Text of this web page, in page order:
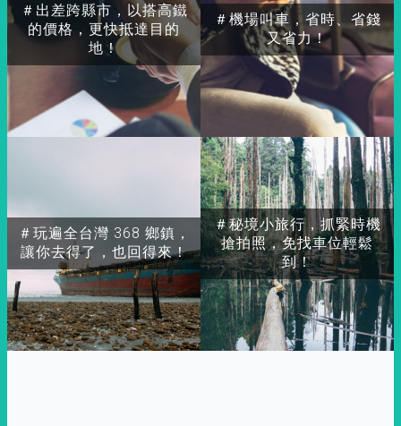
＃出差跨縣市，以搭高鐵
的價格，更快抵達目的
地！
＃玩遍全台灣 368 鄉鎮，
讓你去得了，也回得來！
＃秘境小旅行，抓緊時機
搶拍照，免找車位輕鬆
到！
＃機場叫車，省時、省錢
又省力！